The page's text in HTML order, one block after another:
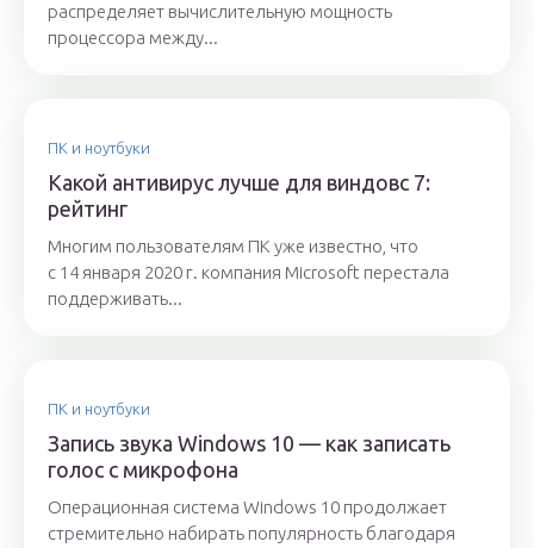
распределяет вычислительную мощность
процессора между...
ПК и ноутбуки
Какой антивирус лучше для виндовс 7:
рейтинг
Многим пользователям ПК уже известно, что
с 14 января 2020 г. компания Microsoft перестала
поддерживать...
ПК и ноутбуки
Запись звука Windows 10 — как записать
голос с микрофона
Операционная система Windows 10 продолжает
стремительно набирать популярность благодаря